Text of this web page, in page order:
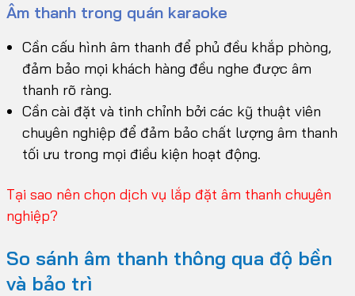
Âm thanh trong quán karaoke
Cần cấu hình âm thanh để phủ đều khắp phòng,
đảm bảo mọi khách hàng đều nghe được âm
thanh rõ ràng.
Cần cài đặt và tinh chỉnh bởi các kỹ thuật viên
chuyên nghiệp để đảm bảo chất lượng âm thanh
tối ưu trong mọi điều kiện hoạt động.
Tại sao nên chọn dịch vụ lắp đặt âm thanh chuyên
nghiệp?
So sánh âm thanh thông qua độ bền
và bảo trì